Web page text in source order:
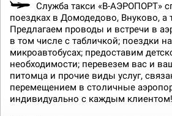
Служба такси «В-АЭРОПОРТ»
поездках в Домодедово, Внуково, а
Предлагаем проводы и встречи в
в том числе с табличкой; поездки
микроавтобусах; предоставим
необходимости; перевезем вас и
питомца и прочие виды услуг,
перемещением в столичные
индивидуально с каждым клиентом!